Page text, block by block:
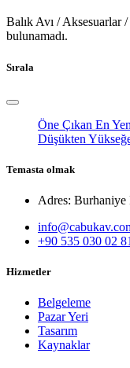
Balık Avı / Aksesuarlar
bulunamadı.
Sırala
Öne Çıkan En
Düşükten
Temasta olmak
Adres:
+90 535 030 02 81
Hizmetler
Belgeleme
Pazar Yeri
Tasarım
Kaynaklar